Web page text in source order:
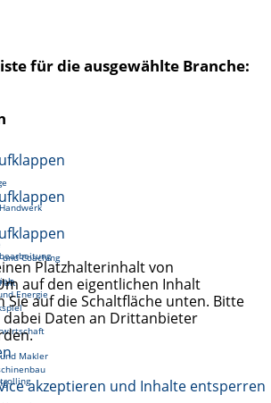
für die ausgewählte Branche:
Coaching
Energie
Makler
Platzhalterinhalt von
auf den eigentlichen Inhalt
Sie auf die Schaltfläche unten. Bitte
dabei Daten an Drittanbieter
akzeptieren und Inhalte entsperren